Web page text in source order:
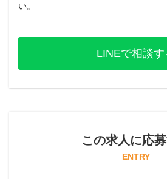
い。
LINEで相談す
この求人に応
ENTRY